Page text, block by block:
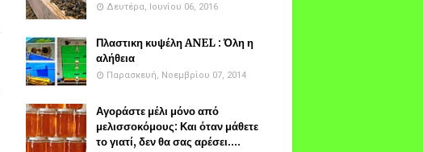
Δευτέρα, Ιουνίου 06, 2016
Πλαστικη κυψέλη ANEL : Όλη η
αλήθεια
Παρασκευή, Νοεμβρίου 07, 2014
Αγοράστε μέλι μόνο από
μελισσοκόμους: Και όταν μάθετε
το γιατί, δεν θα σας αρέσει....